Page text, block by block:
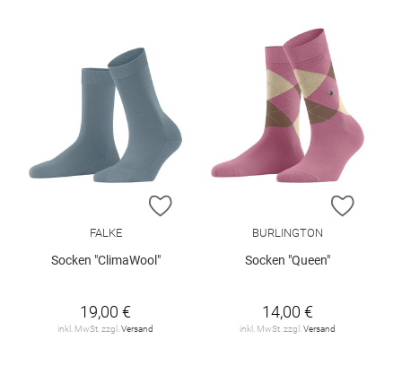
ZUR WUNSCHLISTE HINZUFÜGEN
FALKE
Socken "ClimaWool"
19,00 €
inkl. MwSt. zzgl.Versand
ZUR
BURLINGTON
Socken "Queen"
14,00 €
inkl. MwSt. zzgl.Versand